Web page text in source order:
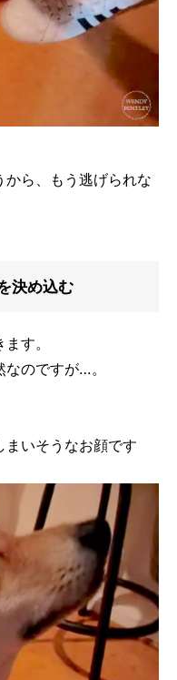
から、もう逃げられな
決め込む
す。
のですが…。
まいそうなお顔です